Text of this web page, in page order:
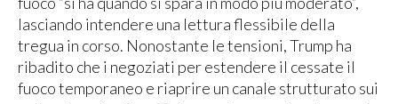
lasciando intendere una lettura flessibile della
tregua in corso. Nonostante le tensioni, Trump ha
ribadito che i negoziati per estendere il cessate il
fuoco temporaneo e riaprire un canale strutturato sui